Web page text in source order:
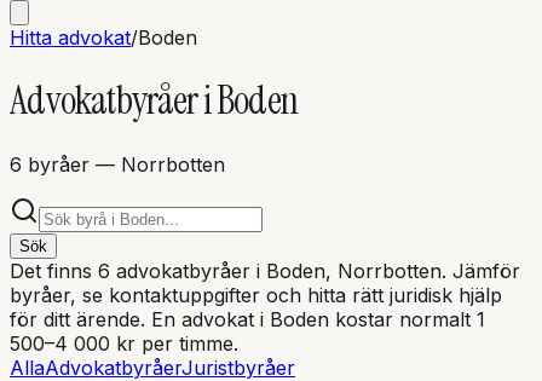
Hitta advokat/Boden
Advokatbyråer iBoden
6 byråer — Norrbotten
Sök
Det finns 6 advokatbyråer i Boden, Norrbotten. Jämför
byråer, se kontaktuppgifter och hitta rätt juridisk hjälp
för ditt ärende. En advokat i Boden kostar normalt 1
500–4 000 kr per timme.
AllaAdvokatbyråerJuristbyråer